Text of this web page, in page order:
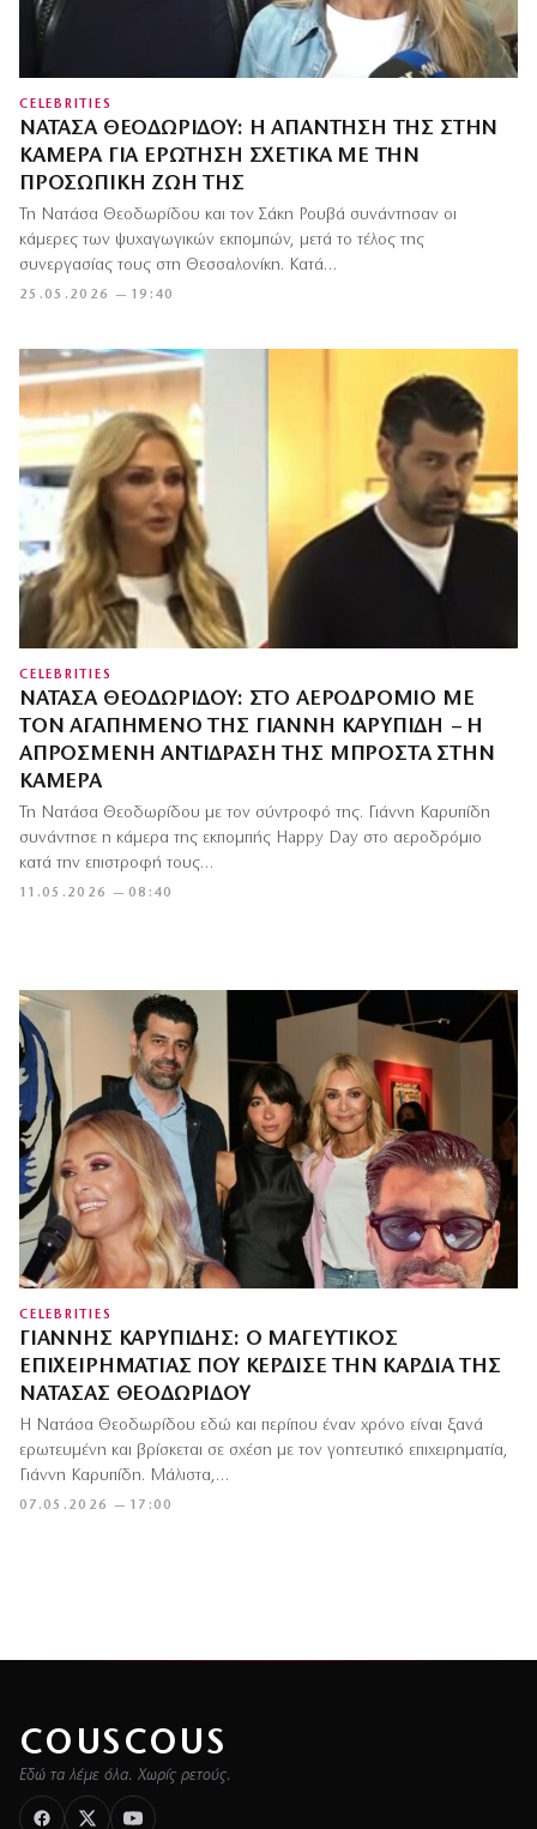
CELEBRITIES
ΝΑΤΆΣΑ ΘΕΟΔΩΡΊΔΟΥ: Η ΑΠΆΝΤΗΣΉ ΤΗΣ ΣΤΗΝ
ΚΆΜΕΡΑ ΓΙΑ ΕΡΏΤΗΣΗ ΣΧΕΤΙΚΆ ΜΕ ΤΗΝ
ΠΡΟΣΩΠΙΚΉ ΖΩΉ ΤΗΣ
25.05.2026 — 19:40
Τη Νατάσα Θεοδωρίδου και τον Σάκη Ρουβά συνάντησαν οι
κάμερες των ψυχαγωγικών εκπομπών, μετά το τέλος της
συνεργασίας τους στη Θεσσαλονίκη. Κατά…
CELEBRITIES
ΝΑΤΆΣΑ ΘΕΟΔΩΡΊΔΟΥ: ΣΤΟ ΑΕΡΟΔΡΌΜΙΟ ΜΕ
ΤΟΝ ΑΓΑΠΗΜΈΝΟ ΤΗΣ ΓΙΆΝΝΗ ΚΑΡΥΠΊΔΗ – Η
ΑΠΡΌΣΜΕΝΗ ΑΝΤΊΔΡΑΣΉ ΤΗΣ ΜΠΡΟΣΤΆ ΣΤΗΝ
ΚΆΜΕΡΑ
11.05.2026 — 08:40
Τη Νατάσα Θεοδωρίδου με τον σύντροφό της. Γιάννη Καρυπίδη
συνάντησε η κάμερα της εκπομπής Happy Day στο αεροδρόμιο
κατά την επιστροφή τους…
CELEBRITIES
ΓΙΆΝΝΗΣ ΚΑΡΥΠΊΔΗΣ: Ο ΜΑΓΕΥΤΙΚΌΣ
ΕΠΙΧΕΙΡΗΜΑΤΊΑΣ ΠΟΥ ΚΈΡΔΙΣΕ ΤΗΝ ΚΑΡΔΙΆ ΤΗΣ
ΝΑΤΆΣΑΣ ΘΕΟΔΩΡΊΔΟΥ
07.05.2026 — 17:00
Η Νατάσα Θεοδωρίδου εδώ και περίπου έναν χρόνο είναι ξανά
ερωτευμένη και βρίσκεται σε σχέση με τον γοητευτικό επιχειρηματία,
Γιάννη Καρυπίδη. Μάλιστα,…
COUSCOUS
Εδώ τα λέμε όλα. Χωρίς ρετούς.